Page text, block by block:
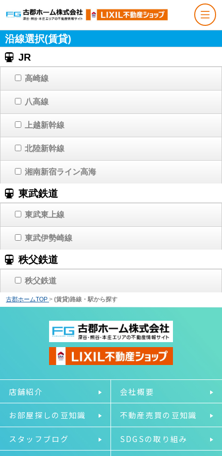
沿線選択(賃貸)
JR
高崎線
八高線
上越新幹線
北陸新幹線
湘南新宿ライン高海
東武鉄道
東武東上線
東武伊勢崎線
秩父鉄道
秩父鉄道
古郡ホームTOP > (賃貸)路線・駅から探す
店舗紹介 会社概要
お部屋探しの豆知識 不動産売買の豆知識
スタッフブログ SDGSの取り組み